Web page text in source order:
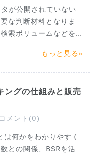
が公開されていない
な判断材料となりま
索ボリュームなどを
詳しく解説します。
もっと見る
グの仕組みと販売
コメント(0)
何かをわかりやすく
との関係、BSRを活